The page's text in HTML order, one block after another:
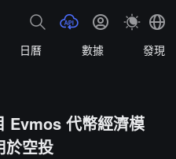
日曆 數據 發現
Evmos 代幣經濟模
於空投